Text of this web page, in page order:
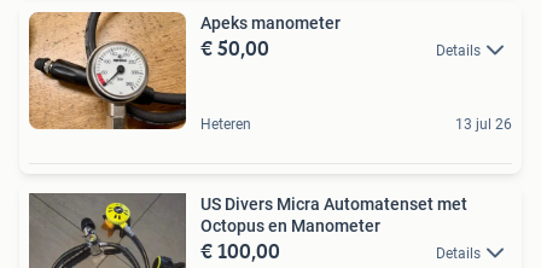
Apeks manometer
€ 50,00 Details
Heteren 13 jul 26
US Divers Micra Automatenset met
Octopus en Manometer
€ 100,00 Details